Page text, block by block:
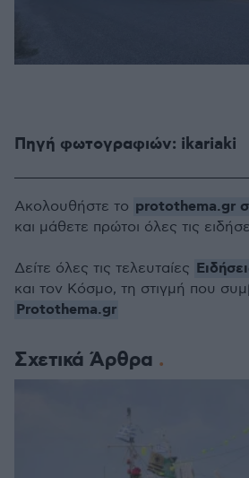
Πηγή φωτογραφιών: ikariaki
Σχετικά Άρθρα
Ακολουθήστε το protothema.gr
και μάθετε πρώτοι όλες τις
Δείτε όλες τις τελευταίες
και τον Κόσμο, τη στιγμή που
Protothema.gr